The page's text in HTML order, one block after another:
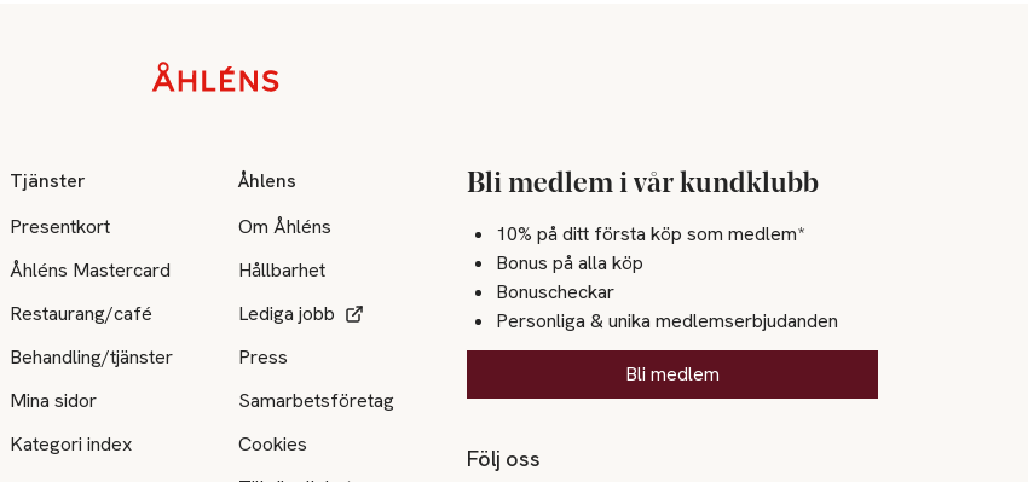
Tjänster
Presentkort
Åhléns Mastercard
Restaurang/café
Behandling/tjänster
Mina sidor
Kategori index
Åhlens
Om Åhléns
Hållbarhet
Lediga jobb
Press
Samarbetsföretag
Cookies
Bli medlem i vår kundklubb
10% på ditt första köp som medlem*
Bonus på alla köp
Bonuscheckar
Personliga & unika medlemserbjudanden
Bli medlem
Följ oss